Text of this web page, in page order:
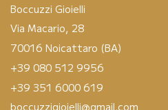
Boccuzzi Gioielli
Via Macario, 28
70016 Noicattaro (BA)
+39 080 512 9956
+39 351 6000 619
boccuzzigioielli@gmail.com